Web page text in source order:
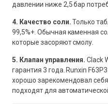
давлении ниже 2,5 бар
4. Качество соли.Только
99,5%+. Обычная каменная
которые засоряют смолу.
5. Клапан управления. Clack
гарантия 3 года. Runxin
хорошо зарекомендовал
подходят для